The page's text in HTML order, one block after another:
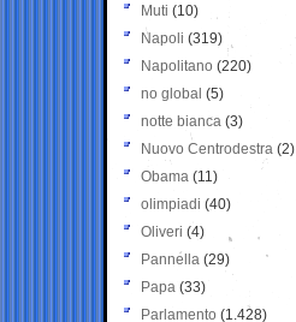
Muti (10)
Napoli (319)
Napolitano (220)
no global (5)
notte bianca (3)
Nuovo Centrodestra (2)
Obama (11)
olimpiadi (40)
Oliveri (4)
Pannella (29)
Papa (33)
Parlamento (1.428)